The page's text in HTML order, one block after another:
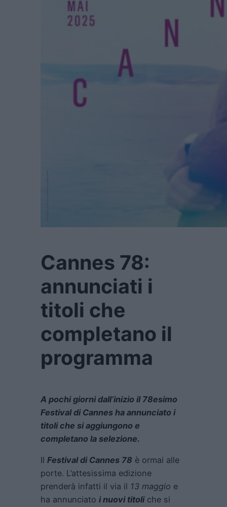
Cannes 78:
annunciati i
titoli che
completano il
programma
A pochi giorni dall’inizio il 78esimo
Festival di Cannes ha annunciato i
titoli che si aggiungono e
completano la selezione.
Il Festival di Cannes 78 è ormai alle
porte. L’attesissima edizione
prenderà infatti il via il 13 maggio e
ha annunciato i nuovi titoliche si